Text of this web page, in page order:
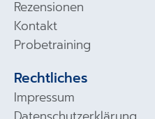
Rezensionen
Kontakt
Probetraining
Rechtliches
Impressum